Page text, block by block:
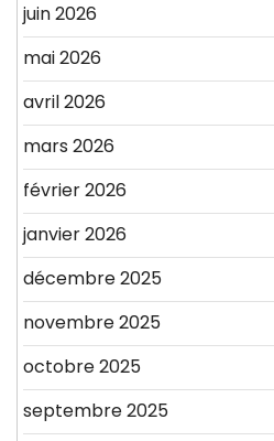
juin 2026
mai 2026
avril 2026
mars 2026
février 2026
janvier 2026
décembre 2025
novembre 2025
octobre 2025
septembre 2025